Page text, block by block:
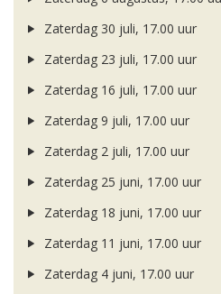
Zaterdag 30 juli, 17.00 uur
Zaterdag 23 juli, 17.00 uur
Zaterdag 16 juli, 17.00 uur
Zaterdag 9 juli, 17.00 uur
Zaterdag 2 juli, 17.00 uur
Zaterdag 25 juni, 17.00 uur
Zaterdag 18 juni, 17.00 uur
Zaterdag 11 juni, 17.00 uur
Zaterdag 4 juni, 17.00 uur